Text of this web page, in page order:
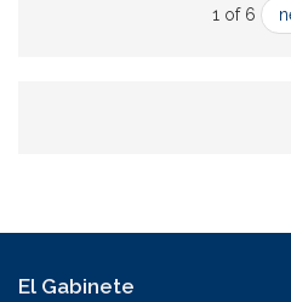
1 of 6
El Gabinete